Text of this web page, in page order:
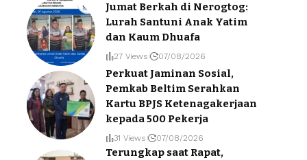
Jumat Berkah di Nerogtog:
Lurah Santuni Anak Yatim
dan Kaum Dhuafa
27 Views 07/08/2026
Perkuat Jaminan Sosial,
Pemkab Beltim Serahkan
Kartu BPJS Ketenagakerjaan
kepada 500 Pekerja
31 Views 07/08/2026
Terungkap saat Rapat,